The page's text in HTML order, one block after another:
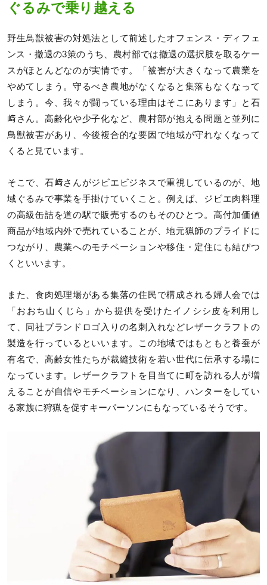
ぐるみで乗り越える
野生鳥獣被害の対処法として前述したオフェンス・ディフェ
ンス・撤退の3策のうち、農村部では撤退の選択肢を取るケー
スがほとんどなのが実情です。「被害が大きくなって農業を
やめてしまう。守るべき農地がなくなると集落もなくなって
しまう。今、我々が闘っている理由はそこにあります」と石
﨑さん。高齢化や少子化など、農村部が抱える問題と並列に
鳥獣被害があり、今後複合的な要因で地域が守れなくなって
くると見ています。
そこで、石﨑さんがジビエビジネスで重視しているのが、地
域ぐるみで事業を手掛けていくこと。例えば、ジビエ肉料理
の高級缶詰を道の駅で販売するのもそのひとつ。高付加価値
商品が地域内外で売れていることが、地元猟師のプライドに
つながり、農業へのモチベーションや移住・定住にも結びつ
くといいます。
また、食肉処理場がある集落の住民で構成される婦人会では
「おおち山くじら」から提供を受けたイノシシ皮を利用し
て、同社ブランドロゴ入りの名刺入れなどレザークラフトの
製造を行っているといいます。この地域ではもともと養蚕が
有名で、高齢女性たちが裁縫技術を若い世代に伝承する場に
なっています。レザークラフトを目当てに町を訪れる人が増
えることが自信やモチベーションになり、ハンターをしてい
る家族に狩猟を促すキーパーソンにもなっているそうです。